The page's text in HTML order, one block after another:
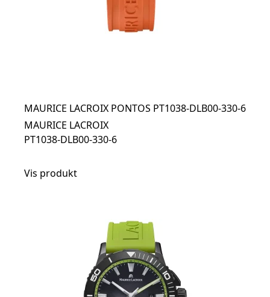
MAURICE LACROIX PONTOS PT1038-DLB00-330-6
MAURICE LACROIX
PT1038-DLB00-330-6
Vis produkt